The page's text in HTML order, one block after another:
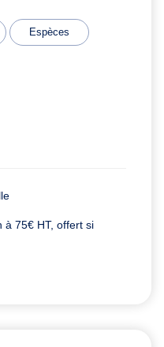
Espèces
à 75€ HT, offert si